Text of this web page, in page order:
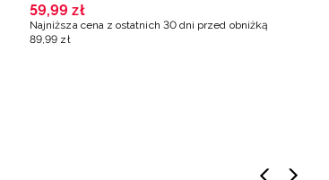
59,99 zł
Najniższa cena z ostatnich 30 dni przed obniżką
89 ,99 zł